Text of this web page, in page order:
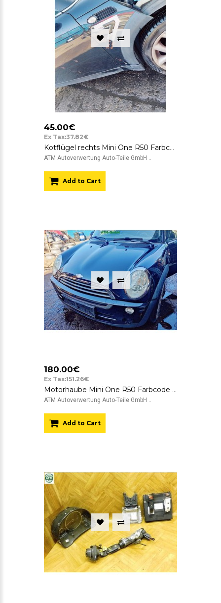
45.00€
Ex Tax:37.82€
Kotflügel rechts Mini One R50 Farbcode A25 Astro Black Metallic Beifahrerseite
ATM Autoverwertung Auto-Teile GmbH ..
Add to Cart
180.00€
Ex Tax:151.26€
Motorhaube Mini One R50 Farbcode A25 Astro Black Schwarz Metallic
ATM Autoverwertung Auto-Teile GmbH ..
Add to Cart